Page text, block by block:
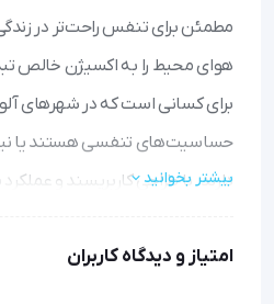
مطمئن برای تنفس راحت‌تر در
هوای محیط را به اکسیژن خالص
برای کسانی است که در شهرهای
حساسیت‌های تنفسی هستند یا
دارند. با طراحی کاربرپسند و
بیشتر بخوانید
امتیاز و دیدگاه کاربران